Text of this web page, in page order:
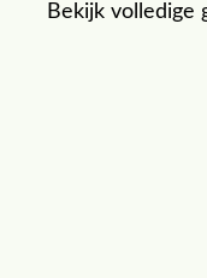
Bekijk volledige